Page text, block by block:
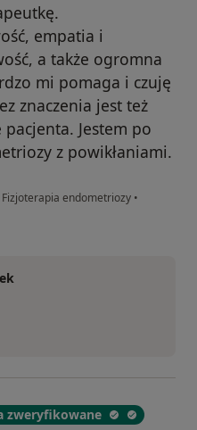
empatia i
a także ogromna
mi pomaga i czuję
znaczenia jest też
Jestem po
z powikłaniami.
Fizjoterapia endometriozy •
zweryfikowane